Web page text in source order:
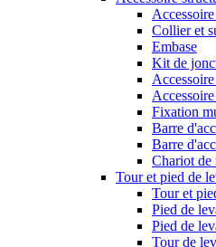
Collier et
Embase
Kit de
Fixation
Barre
Barre
Chariot de
Tour et pied de
Tour et
Pied de
Pied de
Tour de